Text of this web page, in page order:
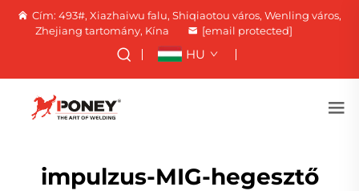
Cím: 493#, Xiazhaiwu falu, Shiqiaotou város, Wenling város,
Zhejiang tartomány, Kína
[email protected]
HU
impulzus-MIG-hegesztő